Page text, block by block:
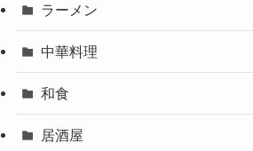
ラーメン
中華料理
和食
居酒屋